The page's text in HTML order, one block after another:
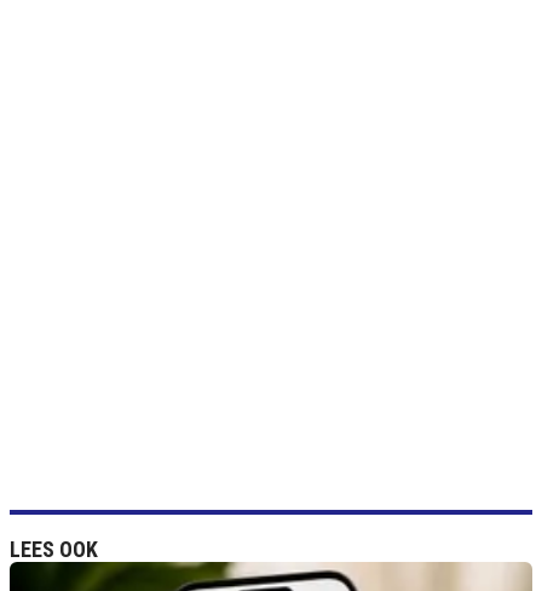
LEES OOK